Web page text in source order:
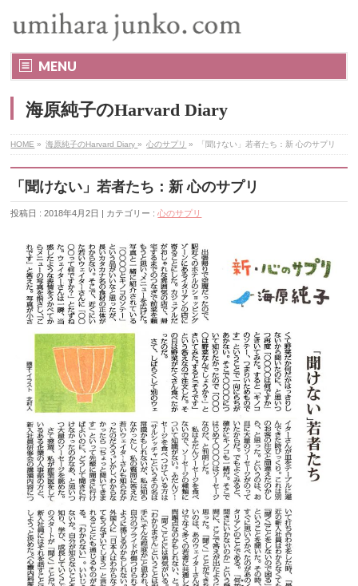
MENU
海原純子のHarvard Diary
HOME » 海原純子のHarvard Diary» 心のサプリ » 「聞けない」若者たち：新 心のサプリ
「聞けない」若者たち：新 心のサプリ
投稿日 : 2018年4月2日 | カテゴリー :心のサプリ